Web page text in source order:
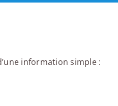
information simple :